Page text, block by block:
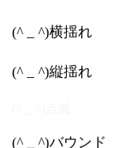
(^ _ ^)横揺れ
(^ _ ^)縦揺れ